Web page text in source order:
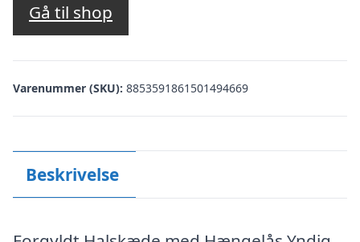
Gå til shop
Varenummer (SKU): 8853591861501494669
Beskrivelse